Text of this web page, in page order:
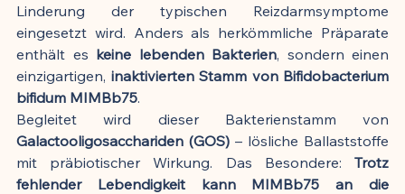
Linderung der typischen Reizdarmsymptome
eingesetzt wird. Anders als herkömmliche Präparate
enthält es keine lebenden Bakterien, sondern einen
einzigartigen, inaktivierten Stamm von Bifidobacterium
bifidum MIMBb75.
Galactooligosacchariden (GOS) – lösliche Ballaststoffe
mit präbiotischer Wirkung. Das Besondere: Trotz
fehlender Lebendigkeit kann MIMBb75 an die